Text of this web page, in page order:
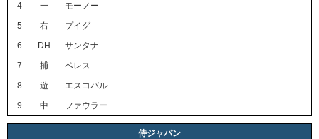
4
一
モーノー
5
右
プイグ
6
DH
サンタナ
7
捕
ペレス
8
遊
エスコバル
9
中 ファウラー
侍ジャパン